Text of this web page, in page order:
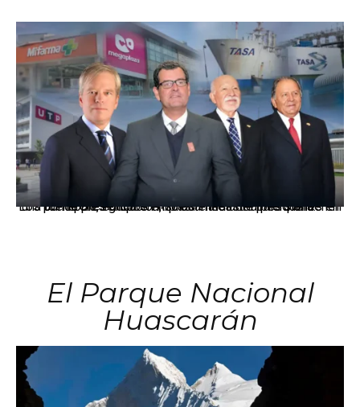
Los principales grupos empresariales del país mantienen una fuerte presencia en Áncash mediante inversiones en comercio, educación, salud e industria pesquera.
El Parque Nacional
Huascarán